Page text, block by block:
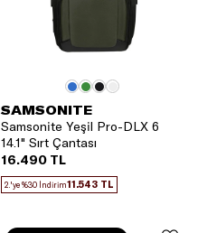
SAMSONITE
Samsonite Yeşil Pro-DLX 6
14.1" Sırt Çantası
16.490 TL
2.'ye %30 İndirim11.543 TL